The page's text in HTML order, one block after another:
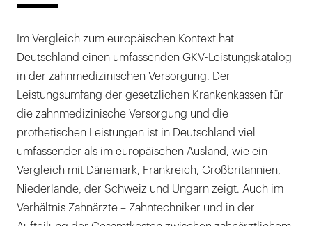
Im Vergleich zum europäischen Kontext hat
Deutschland einen umfassenden GKV-Leistungskatalog
in der zahnmedizinischen Versorgung. Der
Leistungsumfang der gesetzlichen Krankenkassen für
die zahnmedizinische Versorgung und die
prothetischen Leistungen ist in Deutschland viel
umfassender als im europäischen Ausland, wie ein
Vergleich mit Dänemark, Frankreich, Großbritannien,
Niederlande, der Schweiz und Ungarn zeigt. Auch im
Verhältnis Zahnärzte – Zahntechniker und in der